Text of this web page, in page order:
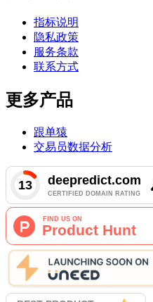
指标说明
隐私政策
服务条款
联系方式
更多产品
跟单猿
交易员数据分析